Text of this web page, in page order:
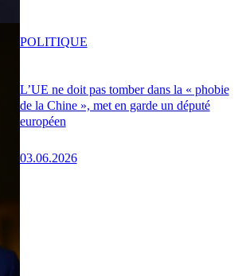
L’UE ne doit pas tomber dans la « phobie
de la Chine », met en garde un député
européen
03.06.2026
POLITIQUE